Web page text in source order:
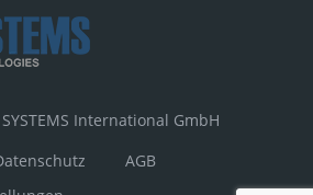
International GmbH
AGB